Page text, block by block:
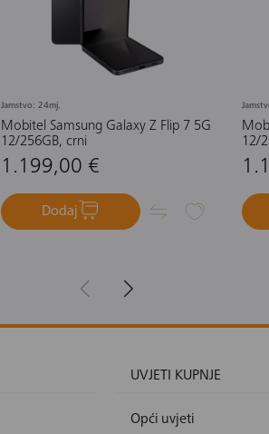
Jamstvo: 24mj.
Mobitel Samsung Galaxy Z Flip 7 5G
12/256GB, crni
1.199,00 €
Dodaj
12/
UVJETI KUPNJE
Opći uvjeti